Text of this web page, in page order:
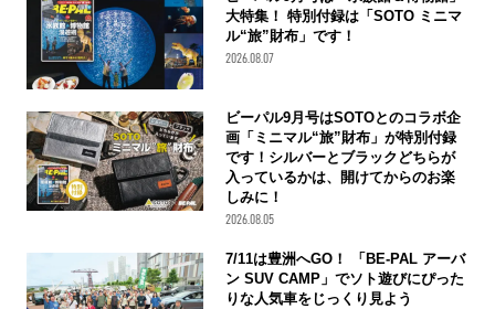
大特集！ 特別付録は「SOTO ミニマ
ル“旅”財布」です！
2026.08.07
ビーパル9月号はSOTOとのコラボ企
画「ミニマル“旅”財布」が特別付録
です！シルバーとブラックどちらが
入っているかは、開けてからのお楽
しみに！
2026.08.05
7/11は豊洲へGO！ 「BE-PAL アーバ
ン SUV CAMP」でソト遊びにぴった
りな人気車をじっくり見よう